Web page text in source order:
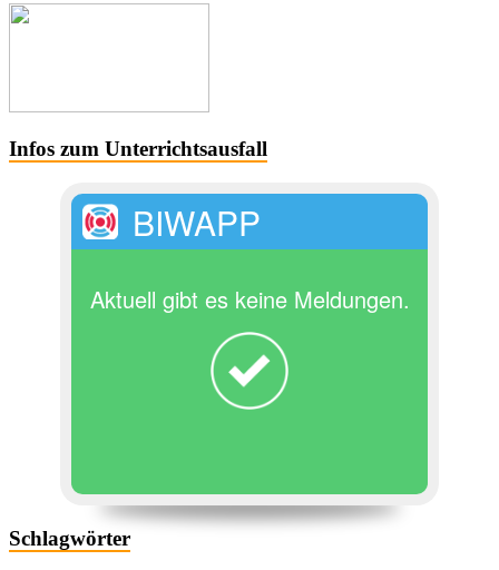
Infos zum Unterrichtsausfall
BIWAPP
Aktuell gibt es keine Meldungen.
Schlagwörter